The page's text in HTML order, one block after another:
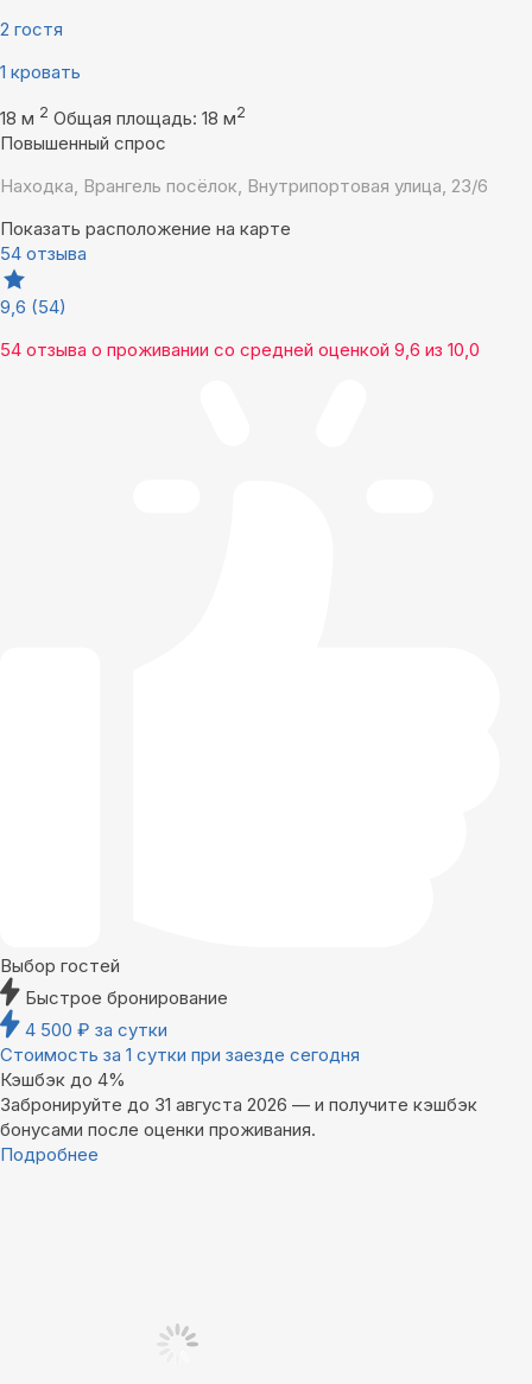
2 гостя
1 кровать
18 м 2 Общая площадь: 18 м2
Повышенный спрос
Находка, Врангель посёлок, Внутрипортовая улица, 23/6
Показать расположение на карте
54 отзыва
9,6 (54)
54 отзыва о проживании со средней оценкой 9,6 из 10,0
Выбор гостей
Быстрое бронирование
4 500 ₽ за сутки
Стоимость за 1 сутки при заезде сегодня
Кэшбэк до 4%
Забронируйте до 31 августа 2026 — и получите кэшбэк
бонусами после оценки проживания.
Подробнее